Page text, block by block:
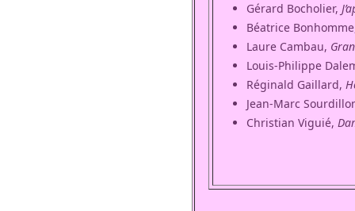
Gérard Bocholier,
Béatrice
Laure Cambau,
Louis-Philippe
Réginald Gaillard,
Jean-Marc
Christian Viguié,